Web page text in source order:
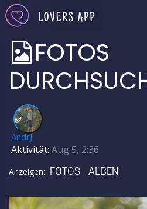
FOTOS
✅
AndrJ
Aktivität: Aug 5, 2:36
Anzeigen: FOTOS ALBEN